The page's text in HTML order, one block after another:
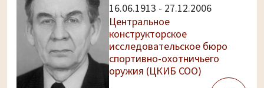
16.06.1913 - 27.12.2006
Центральное
конструкторское
исследовательское бюро
спортивно-охотничьего
оружия (ЦКИБ СОО)